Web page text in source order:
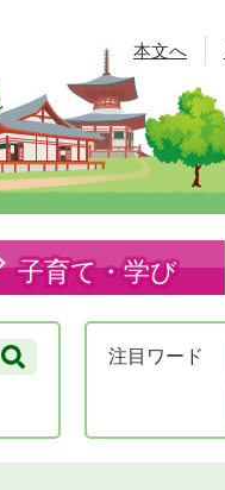
本文へ
子育て・学び
注目 ワード